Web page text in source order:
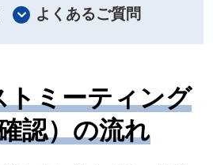
よくあるご質問
ミーティング
認）の流れ